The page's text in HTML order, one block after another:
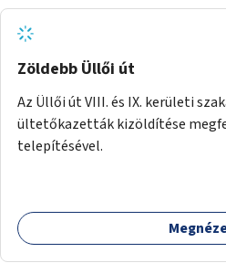
Zöldebb Üllői út
Az Üllői út VIII. és IX. kerületi
ültetőkazetták kizöldítése
telepítésével.